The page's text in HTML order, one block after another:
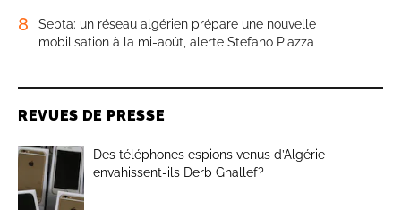
8
Sebta: un réseau algérien prépare une nouvelle
mobilisation à la mi-août, alerte Stefano Piazza
REVUES DE PRESSE
Des téléphones espions venus d’Algérie
envahissent-ils Derb Ghallef?